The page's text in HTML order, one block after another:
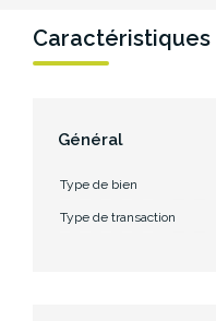
Général
Type de bien
Type de transaction